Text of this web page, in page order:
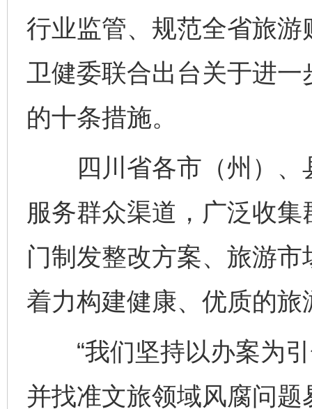
行业监管、规范全省旅
卫健委联合出台关于进
的十条措施。
四川省各市（州）、
服务群众渠道，广泛收
门制发整改方案、旅游
着力构建健康、优质的旅
“我们坚持以办案为引
并找准文旅领域风腐问